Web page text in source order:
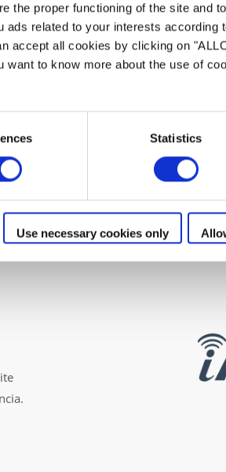
the proper functioning of the site and
related to your interests according
accept all cookies by clicking on
want to know more about the use of
Statistics
Use necessary cookies only
Graças ao
uma bomba